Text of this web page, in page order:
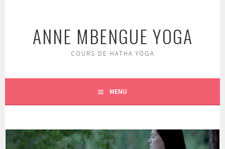
principalANNE MBENGUE YOGA
COURS DE HATHA YOGA
MENU